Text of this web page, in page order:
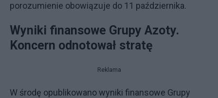
porozumienie obowiązuje do 11 października.
Wyniki finansowe Grupy Azoty.
Koncern odnotował stratę
Reklama
W środę opublikowano wyniki finansowe Grupy